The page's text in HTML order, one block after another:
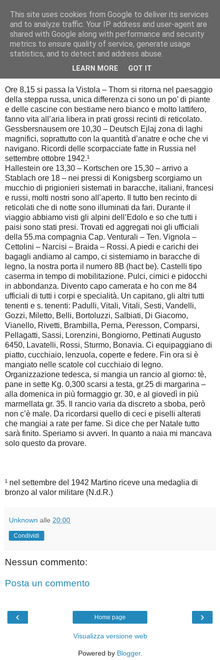
Diario di guerra
mercoledì 18 settembre 2013
18 settembre 1943
Ore 8,15 si passa la Vistola – Thorn si ritorna nel paesaggio
della steppa russa, unica differenza ci sono un po’ di piante
e delle cascine con bestiame nero bianco e molto lattifero,
fanno vita all’aria libera in prati grossi recinti di reticolato.
Gessbersnausem ore 10,30 – Deutsch Ejlaj zona di laghi
magnifici, soprattutto con la quantità d’anatre e oche che vi
navigano. Ricordi delle scorpacciate fatte in Russia nel
settembre ottobre 1942.¹
Hallestein ore 13,30 – Kortschen ore 15,30 – arrivo a
Stablach ore 18 – nei pressi di Konigsberg scorgiamo un
mucchio di prigionieri sistemati in baracche, italiani, francesi
e russi, molti nostri sono all’aperto. Il tutto ben recinto di
reticolati che di notte sono illuminati da fari. Durante il
viaggio abbiamo visti gli alpini dell’Edolo e so che tutti i
paisi sono stati presi. Trovati ed aggregati noi gli ufficiali
della 55.ma compagnia Cap. Venturali – Ten. Vignola –
Cettolini – Narcisi – Braida – Rossi. A piedi e carichi dei
bagagli andiamo al campo, ci sistemiamo in baracche di
legno, la nostra porta il numero 8B (hact be). Castelli tipo
caserma in tempo di mobilitazione. Pulci, cimici e pidocchi
in abbondanza. Divento capo camerata e ho con me 84
ufficiali di tutti i corpi e specialità. Un capitano, gli altri tutti
tenenti e s. tenenti: Padulli, Vitali, Vitali, Sesti, Vandelli,
Gozzi, Miletto, Belli, Bortoluzzi, Salbiati, Di Giacomo,
Vianello, Rivetti, Brambilla, Perna, Peresson, Comparsi,
Pellagatti, Sassi, Lorenzini, Bongiorno, Pettinati Augusto
6450, Lavatelli, Rossi, Sturmo, Bonavia. Ci equipaggiano di
piatto, cucchiaio, lenzuola, coperte e federe. Fin ora si è
mangiato nelle scatole col cucchiaio di legno.
Organizzazione tedesca, si mangia un rancio al giorno: tè,
pane in sette Kg. 0,300 scarsi a testa, gr.25 di margarina –
alla domenica in più formaggio gr. 30, e al giovedì in più
marmellata gr. 35. Il rancio varia da discreto a sboba, però
non c’è male. Da ricordarsi quello di ceci e piselli alterati
che mangiai a rate per fame. Si dice che per Natale tutto
sarà finito. Speriamo si avveri. In quanto a naia mi mancava
solo questo da provare.
¹ nel settembre del 1942 Martino riceve una medaglia di
bronzo al valor militare (N.d.R.)
Unknown alle 20:00
Condividi
Nessun commento:
Posta un commento
‹ ›
Home page
Visualizza versione web
Powered by Blogger.
This site uses cookies from Google to deliver its services
and to analyze traffic. Your IP address and user-agent are
shared with Google along with performance and security
metrics to ensure quality of service, generate usage
statistics, and to detect and address abuse.
LEARN MORE GOT IT